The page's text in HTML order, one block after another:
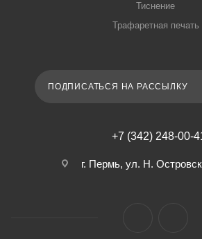
Тиснение
Трафаретная печать
ПОДПИСАТЬСЯ НА РАССЫЛКУ
+7 (342) 248-00-
г. Пермь, ул. Н.